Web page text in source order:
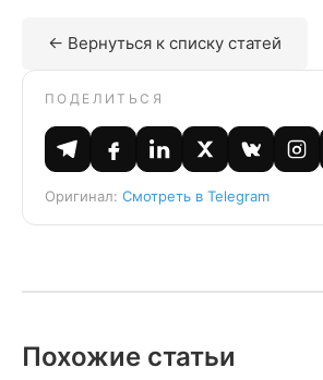
← Вернуться к списку статей
ПОДЕЛИТЬСЯ
Оригинал: Смотреть в Telegram
Похожие статьи